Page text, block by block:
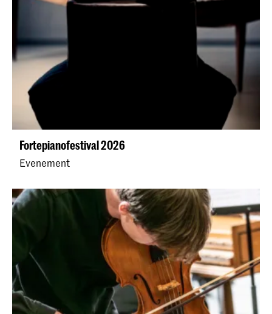
Fortepianofestival 2026
Evenement